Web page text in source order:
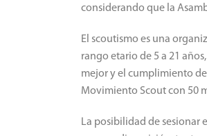
considerando que la
El scoutismo es una
rango etario de 5 a 21
mejor y el cumplimiento
Movimiento Scout con 50
La posibilidad de sesionar